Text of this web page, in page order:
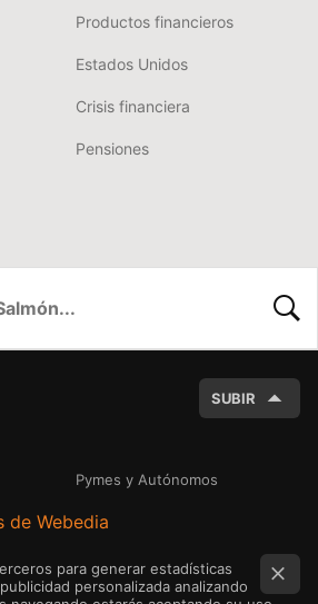
Productos financieros
Estados Unidos
Crisis financiera
Pensiones
SUBIR
Pymes y Autónomos
de Webedia
para generar estadísticas
personalizada analizando